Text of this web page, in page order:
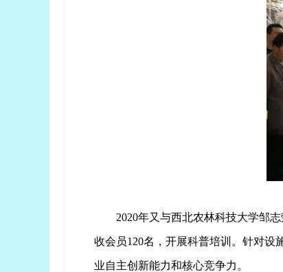
2020年又与西北农林科技大学邹
收会员120名，开展科普培训。针对设
业自主创新能力和核心竞争力。